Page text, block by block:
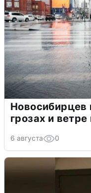
Новосибирцев
грозах и
6 августа 0